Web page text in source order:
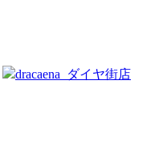
dracaena_ダイヤ街店